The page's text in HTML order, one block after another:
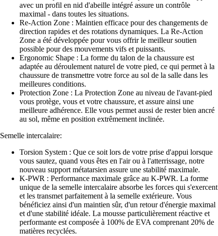
avec un profil en nid d'abeille intégré assure un contrôle
maximal - dans toutes les situations.
Re-Action Zone : Maintien efficace pour des changements de
direction rapides et des rotations dynamiques. La Re-Action
Zone a été développée pour vous offrir le meilleur soutien
possible pour des mouvements vifs et puissants.
Ergonomic Shape : La forme du talon de la chaussure est
adaptée au déroulement naturel de votre pied, ce qui permet à la
chaussure de transmettre votre force au sol de la salle dans les
meilleures conditions.
Protection Zone : La Protection Zone au niveau de l'avant-pied
vous protège, vous et votre chaussure, et assure ainsi une
meilleure adhérence. Elle vous permet aussi de rester bien ancré
au sol, même en position extrêmement inclinée.
Semelle intercalaire:
Torsion System : Que ce soit lors de votre prise d'appui lorsque
vous sautez, quand vous êtes en l'air ou à l'atterrissage, notre
nouveau support métatarsien assure une stabilité maximale.
K-PWR : Performance maximale grâce au K-PWR. La forme
unique de la semelle intercalaire absorbe les forces qui s'exercent
et les transmet parfaitement à la semelle extérieure. Vous
bénéficiez ainsi d'un maintien sûr, d'un retour d'énergie maximal
et d'une stabilité idéale. La mousse particulièrement réactive et
performante est composée à 100% de EVA comprenant 20% de
matières recyclées.